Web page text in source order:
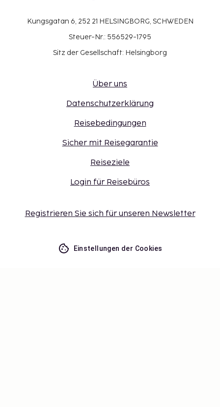
Kungsgatan 6, 252 21 HELSINGBORG, SCHWEDEN
Steuer-Nr.: 556529-1795
Sitz der Gesellschaft: Helsingborg
Über uns
Datenschutzerklärung
Reisebedingungen
Sicher mit Reisegarantie
Reiseziele
Login für Reisebüros
Registrieren Sie sich für unseren Newsletter
Einstellungen der Cookies